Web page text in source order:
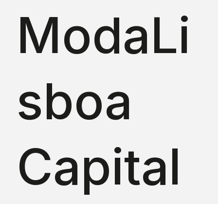
ModaLi
sboa
Capital